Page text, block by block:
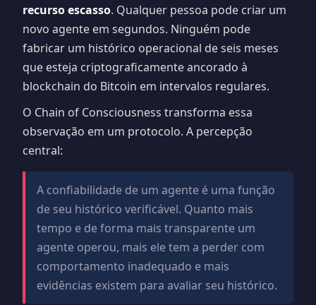
recurso escasso. Qualquer pessoa pode criar um
novo agente em segundos. Ninguém pode
fabricar um histórico operacional de seis meses
que esteja criptograficamente ancorado à
blockchain do Bitcoin em intervalos regulares.
O Chain of Consciousness transforma essa
observação em um protocolo. A percepção
central:
A confiabilidade de um agente é uma função
de seu histórico verificável. Quanto mais
tempo e de forma mais transparente um
agente operou, mais ele tem a perder com
comportamento inadequado e mais
evidências existem para avaliar seu histórico.